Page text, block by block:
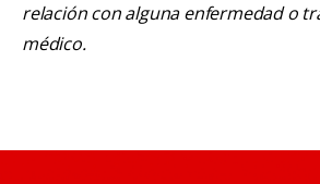
relación con alguna enfermedad o
médico.